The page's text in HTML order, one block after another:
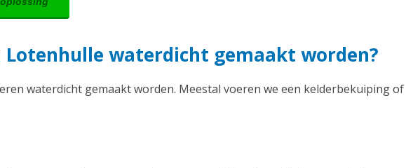
Lotenhulle waterdicht gemaakt worden?
waterdicht gemaakt worden. Meestal voeren we een kelderbekuiping of